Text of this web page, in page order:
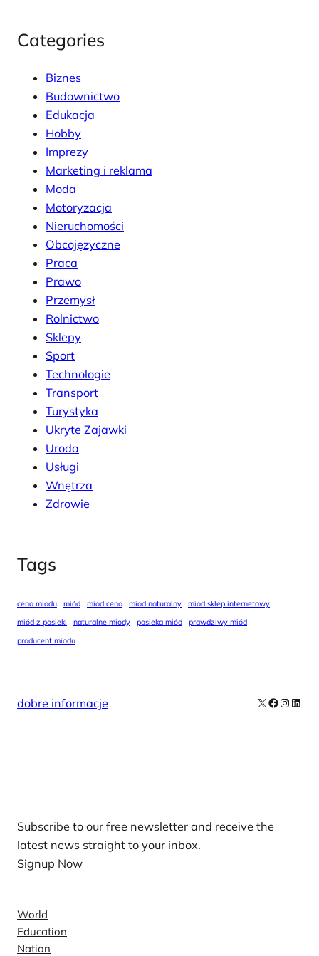
Categories
Biznes
Budownictwo
Edukacja
Hobby
Imprezy
Marketing i reklama
Moda
Motoryzacja
Nieruchomości
Obcojęzyczne
Praca
Prawo
Przemysł
Rolnictwo
Sklepy
Sport
Technologie
Transport
Turystyka
Ukryte Zajawki
Uroda
Usługi
Wnętrza
Zdrowie
Tags
cena miodu miód miód cena miód naturalny
miód sklep internetowy
miód z pasieki
naturalne miody pasieka miód
prawdziwy miód
producent miodu
dobre informacje X Facebook
Subscribe to our free newsletter and receive the
latest news straight to your inbox.
Signup Now
World
Education
Nation